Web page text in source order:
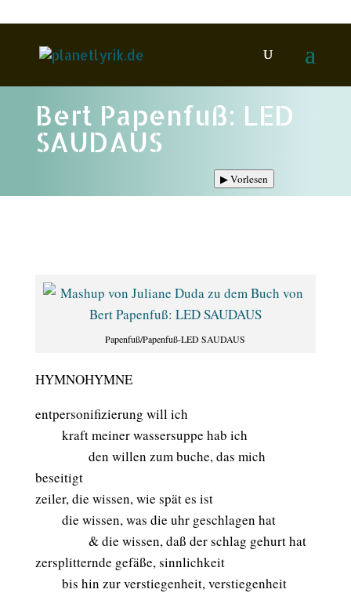
Bert Papenfuß: LED
SAUDAUS
▶Vorlesen
Papenfuß/Papenfuß-LED SAUDAUS
HYMNOHYMNE
entpersonifizierung will ich
kraft meiner wassersuppe hab ich
den willen zum buche, das mich
beseitigt
zeiler, die wissen, wie spät es ist
die wissen, was die uhr geschlagen hat
& die wissen, daß der schlag gehurt hat
zersplitternde gefäße, sinnlichkeit
bis hin zur verstiegenheit, verstiegenheit